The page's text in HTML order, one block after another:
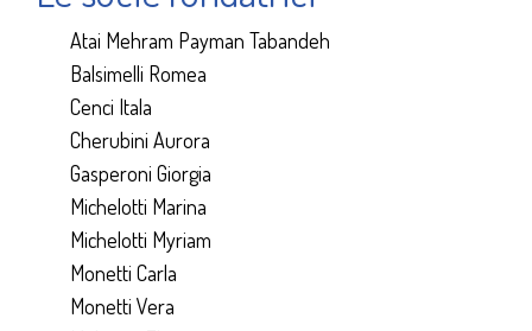
Atai Mehram Payman Tabandeh
Balsimelli Romea
Cenci Itala
Cherubini Aurora
Gasperoni Giorgia
Michelotti Marina
Michelotti Myriam
Monetti Carla
Monetti Vera